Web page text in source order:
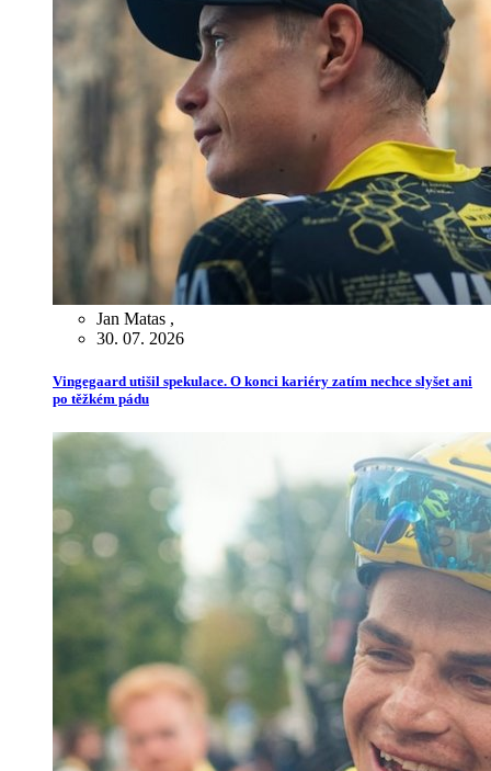
Jan Matas ,
30. 07. 2026
Vingegaard utišil spekulace. O konci kariéry zatím nechce slyšet ani
po těžkém pádu